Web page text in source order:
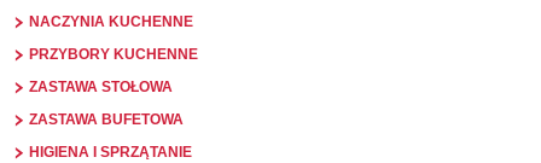
NACZYNIA KUCHENNE
PRZYBORY KUCHENNE
ZASTAWA STOŁOWA
ZASTAWA BUFETOWA
HIGIENA I SPRZĄTANIE